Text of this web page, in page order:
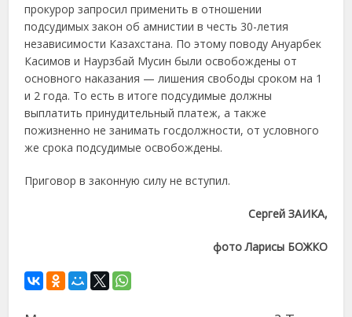
прокурор запросил применить в отношении
подсудимых закон об амнистии в честь 30-летия
независимости Казахстана. По этому поводу Ануарбек
Касимов и Наурзбай Мусин были освобождены от
основного наказания — лишения свободы сроком на 1
и 2 года. То есть в итоге подсудимые должны
выплатить принудительный платеж, а также
пожизненно не занимать госдолжности, от условного
же срока подсудимые освобождены.
Приговор в законную силу не вступил.
Сергей ЗАИКА,
фото Ларисы БОЖКО